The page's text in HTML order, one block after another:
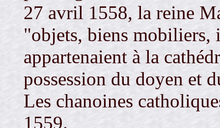
27 avril 1558, la reine
"objets, biens mobiliers,
appartenaient à la
possession du doyen et
Les chanoines
1559.